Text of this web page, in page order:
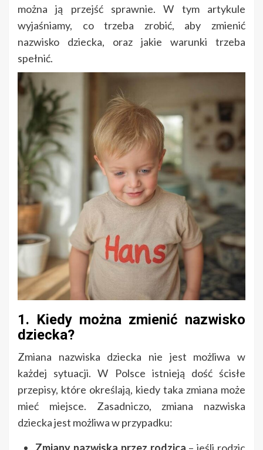
można ją przejść sprawnie. W tym artykule
wyjaśniamy, co trzeba zrobić, aby zmienić
nazwisko dziecka, oraz jakie warunki trzeba
spełnić.
1. Kiedy można zmienić nazwisko
dziecka?
Zmiana nazwiska dziecka nie jest możliwa w
każdej sytuacji. W Polsce istnieją dość ścisłe
przepisy, które określają, kiedy taka zmiana może
mieć miejsce. Zasadniczo, zmiana nazwiska
dziecka jest możliwa w przypadku: